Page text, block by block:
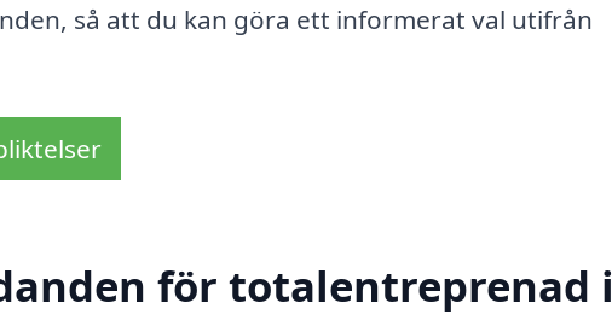
så att du kan göra ett informerat val utifrån
för totalentreprenad i